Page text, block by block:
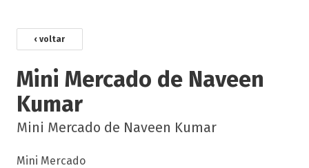
‹ voltar
Mini Mercado de Naveen
Kumar
Mini Mercado de Naveen Kumar
Mini Mercado